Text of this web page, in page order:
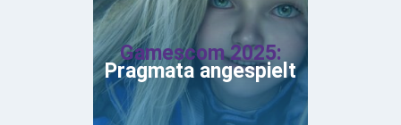
Gamescom 2025:
Pragmata angespielt